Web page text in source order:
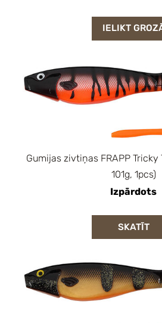
IELIKT
Gumijas zivtiņas FRAPP Tricky
101g, 1pcs)
Izpārdots
SKATĪT